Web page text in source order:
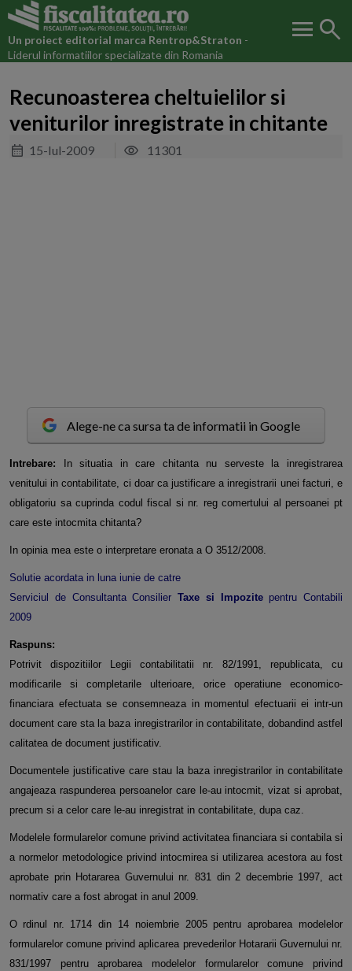
Un proiect editorial marca Rentrop&Straton -
Liderul informatiilor specializate din Romania
menu search
Recunoasterea cheltuielilor si
veniturilor inregistrate in chitante
15-Iul-2009 11301
Alege-ne ca sursa ta de informatii in Google
ntrebare: In situatia in care chitanta nu serveste la inregistrarea
venitului in contabilitate, ci doar ca justificare a inregistrarii unei facturi, e
obligatoriu sa cuprinda codul fiscal si nr. reg comertului al persoanei pt
care este intocmita chitanta?
In opinia mea este o interpretare eronata a O 3512/2008.
Solutie acordata in luna iunie de catre
Serviciul de Consultanta Consilier Taxe si Impozite pentru Contabili
2009
Raspuns:
Potrivit dispozitiilor Legii contabilitatii nr. 82/1991, republicata, cu
modificarile si completarile ulterioare, orice operatiune economico-
financiara efectuata se consemneaza in momentul efectuarii ei intr-un
document care sta la baza inregistrarilor in contabilitate, dobandind astfel
calitatea de document justificativ.
Documentele justificative care stau la baza inregistrarilor in contabilitate
angajeaza raspunderea persoanelor care le-au intocmit, vizat si aprobat,
precum si a celor care le-au inregistrat in contabilitate, dupa caz.
Modelele formularelor comune privind activitatea financiara si contabila si
a normelor metodologice privind intocmirea si utilizarea acestora au fost
aprobate prin Hotararea Guvernului nr. 831 din 2 decembrie 1997, act
normativ care a fost abrogat in anul 2009.
O rdinul nr. 1714 din 14 noiembrie 2005 pentru aprobarea modelelor
formularelor comune privind aplicarea prevederilor Hotararii Guvernului nr.
831/1997 pentru aprobarea modelelor formularelor comune privind